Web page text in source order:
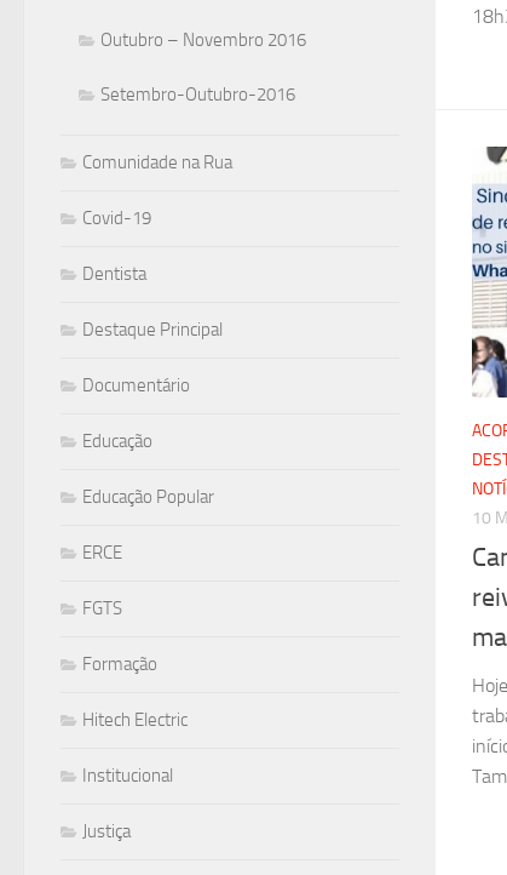
10
Outubro – Novembro 2016
Setembro-Outubro-2016
Comunidade na Rua
Covid-19
Dentista
Destaque Principal
Documentário
Educação
Educação Popular
ERCE
FGTS
Formação
Hitech Electric
Institucional
Justiça